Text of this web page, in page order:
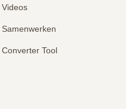
Videos
Samenwerken
Converter Tool